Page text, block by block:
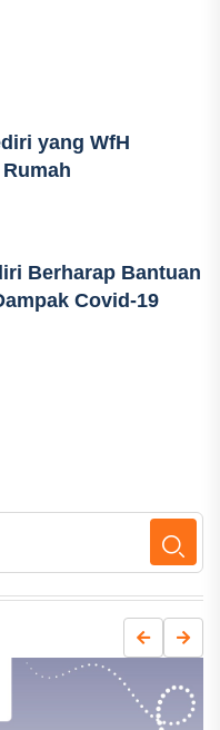
yang WfH
Berharap Bantuan
Covid-19